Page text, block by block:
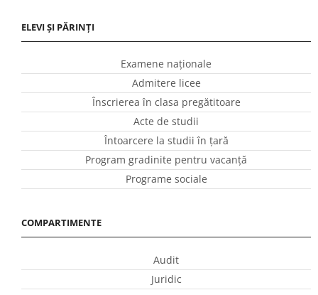
ELEVI ȘI PĂRINȚI
Examene naționale
Admitere licee
Înscrierea în clasa pregătitoare
Acte de studii
Întoarcere la studii în ţară
Program gradinite pentru vacanţă
Programe sociale
COMPARTIMENTE
Audit
Juridic